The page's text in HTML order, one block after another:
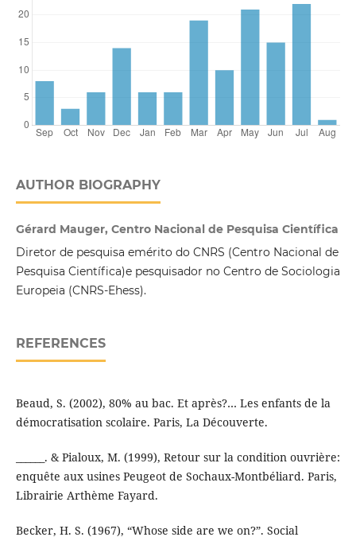
AUTHOR BIOGRAPHY
Gérard Mauger, Centro Nacional de Pesquisa Científica
Diretor de pesquisa emérito do CNRS (Centro Nacional de
Pesquisa Científica)e pesquisador no Centro de Sociologia
Europeia (CNRS-Ehess).
REFERENCES
Beaud, S. (2002), 80% au bac. Et après?… Les enfants de la
démocratisation scolaire. Paris, La Découverte.
______. & Pialoux, M. (1999), Retour sur la condition ouvrière:
enquête aux usines Peugeot de Sochaux-Montbéliard. Paris,
Librairie Arthème Fayard.
Becker, H. S. (1967), “Whose side are we on?”. Social